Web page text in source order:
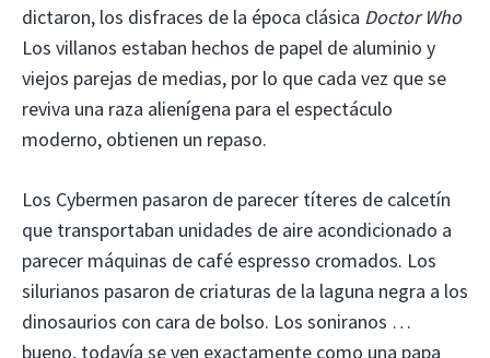
dictaron, los disfraces de la época clásica Doctor Who
Los villanos estaban hechos de papel de aluminio y
viejos parejas de medias, por lo que cada vez que se
reviva una raza alienígena para el espectáculo
moderno, obtienen un repaso.
Los Cybermen pasaron de parecer títeres de calcetín
que transportaban unidades de aire acondicionado a
parecer máquinas de café espresso cromados. Los
silurianos pasaron de criaturas de la laguna negra a los
dinosaurios con cara de bolso. Los soniranos …
bueno, todavía se ven exactamente como una papa